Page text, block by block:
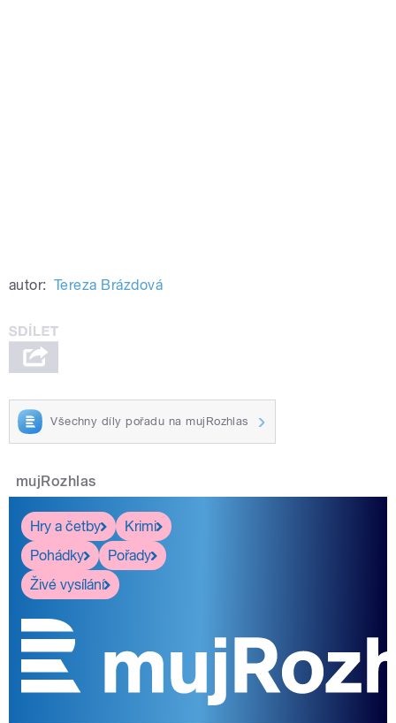
autor: Tereza Brázdová
Všechny díly pořadu na mujRozhlas
mujRozhlas
Hry a četby
Krimi
Pohádky
Pořady
Živé vysílání